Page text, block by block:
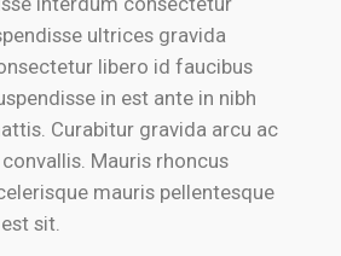
ultrices gravida
libero id faucibus
in est ante in nibh
Curabitur gravida arcu ac
Mauris rhoncus
mauris pellentesque
sit.